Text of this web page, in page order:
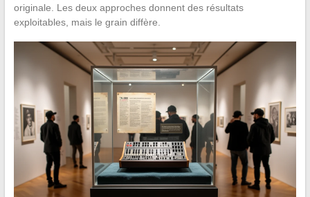
originale. Les deux approches donnent des résultats
exploitables, mais le grain diffère.